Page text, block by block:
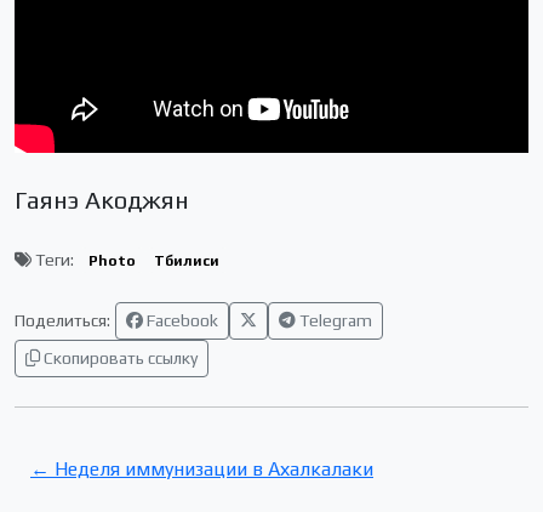
Гаянэ Акоджян
Теги: Photo Тбилиси
Поделиться: Facebook
Telegram
Скопировать ссылку
← Неделя иммунизации в Ахалкалаки